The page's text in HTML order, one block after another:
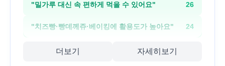
"밀가루 대신 속 편하게 먹을 수 있어요" 26
"치즈빵·빵데께쥬·베이킹에 활용도가 높아요" 24
더보기 자세히보기